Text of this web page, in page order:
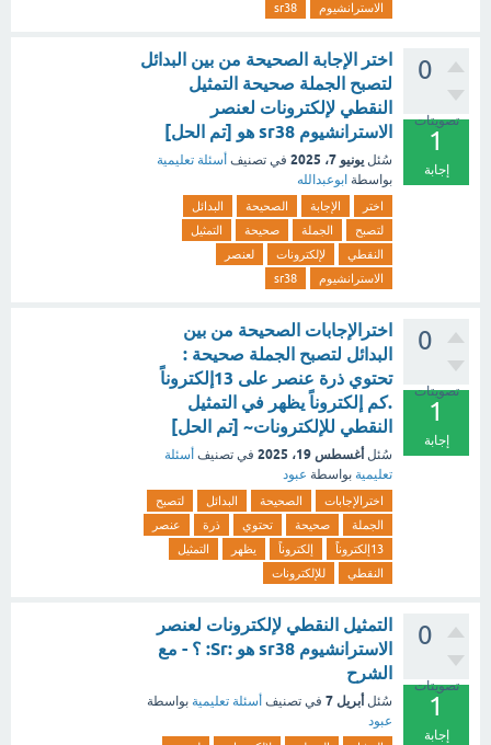
الاسترانشيوم
sr38
0
تصويتات
1
إجابة
اختر الإجابة الصحيحة من بين البدائل
لتصبح الجملة صحيحة التمثيل
النقطي لإلكترونات لعنصر
الاسترانشيوم sr38 هو [تم الحل]
سُئل يونيو 7، 2025 في تصنيف أسئلة تعليمية
بواسطة ابوعبدالله
اختر الإجابة الصحيحة
البدائل
لتصبح
الجملة صحيحة
التمثيل
النقطي
لإلكترونات
لعنصر
الاسترانشيوم
sr38
0
تصويتات
1
إجابة
اخترالإجابات الصحيحة من بين
البدائل لتصبح الجملة صحيحة :
تحتوي ذرة عنصر على 13إلكتروناً
.كم إلكتروناً يظهر في التمثيل
النقطي للإلكترونات~ [تم الحل]
سُئل أغسطس 19، 2025 في تصنيف أسئلة
تعليمية بواسطة عبود
اخترالإجابات الصحيحة البدائل
لتصبح
الجملة
صحيحة تحتوي ذرة
عنصر
13إلكتروناً
إلكتروناً يظهر
التمثيل
النقطي
للإلكترونات
0
تصويتات
1
إجابة
التمثيل النقطي لإلكترونات لعنصر
الاسترانشيوم sr38 هو :Sr: ؟ - مع
الشرح
سُئل أبريل 7 في تصنيف أسئلة تعليمية بواسطة
عبود